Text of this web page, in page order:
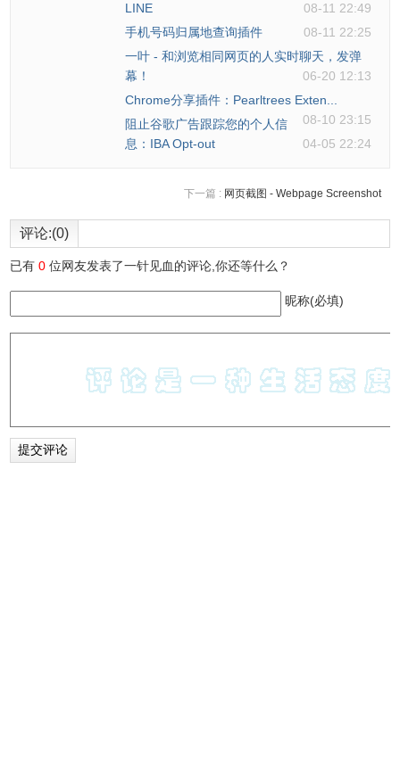
LINE
08-11 22:49
手机号码归属地查询插件
08-11 22:25
一叶 - 和浏览相同网页的人实时聊天，发弹
幕！
06-20 12:13
Chrome分享插件：Pearltrees Exten...
08-10 23:15
阻止谷歌广告跟踪您的个人信
息：IBA Opt-out
04-05 22:24
下一篇 : 网页截图 - Webpage Screenshot
评论:(0)
已有0 位网友发表了一针见血的评论,你还等什么？
昵称(必填)